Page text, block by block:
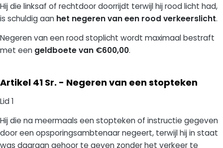
Hij die linksaf of rechtdoor doorrijdt terwijl hij rood licht had,
is schuldig aan het negeren van een rood verkeerslicht.
Negeren van een rood stoplicht wordt maximaal bestraft
met een geldboete van €600,00.
Artikel 41 Sr. - Negeren van een stopteken
Lid 1
Hij die na meermaals een stopteken of instructie gegeven
door een opsporingsambtenaar negeert, terwijl hij in staat
was daaraan gehoor te geven zonder het verkeer te